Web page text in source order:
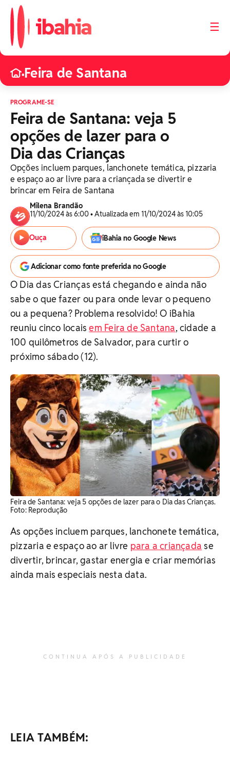
☰
•Feira de Santana
PROGRAME-SE
Feira de Santana: veja 5
opções de lazer para o
Dia das Crianças
Opções incluem parques, lanchonete temática, pizzaria
e espaço ao ar livre para a criançada se divertir e
brincar em Feira de Santana
Milena Brandão
11/10/2024 às 6:00 • Atualizada em 11/10/2024 às 10:05
Ouça iBahia no Google News
Adicionar como fonte preferida no Google
O Dia das Crianças está chegando e ainda não
sabe o que fazer ou para onde levar o pequeno
ou a pequena? Problema resolvido! O iBahia
reuniu cinco locaisem Feira de Santana, cidade a
100 quilômetros de Salvador, para curtir o
próximo sábado (12).
Feira de Santana: veja 5 opções de lazer para o Dia das Crianças.
Foto: Reprodução
As opções incluem parques, lanchonete temática,
pizzaria e espaço ao ar livre para a criançada se
divertir, brincar, gastar energia e criar memórias
ainda mais especiais nesta data.
CONTINUA APÓS A PUBLICIDADE
LEIA TAMBÉM: